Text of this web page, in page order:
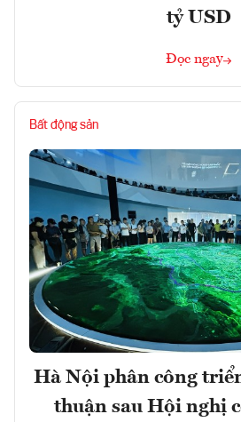
tỷ USD
Đọc ngay
Bất động sản
Hà Nội phân công
thuận sau Hội nghị